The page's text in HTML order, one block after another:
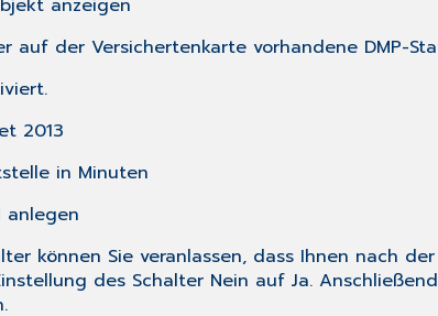
anzeigen
auf der Versichertenkarte vorhandene DMP-
2013
in Minuten
anlegen
können Sie veranlassen, dass Ihnen nach
des Schalter Nein auf Ja.